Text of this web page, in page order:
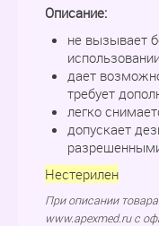
Описание:
не вызывает
дает
требует
легко
допускает
Нестерилен
При описании
www.apexmed.ru с